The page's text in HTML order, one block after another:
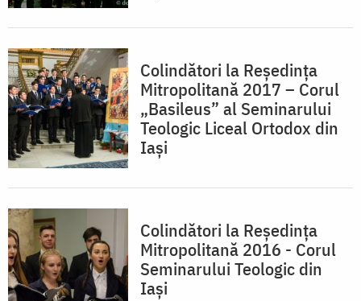
Colindători la Reședința
Mitropolitană 2017 – Corul
„Basileus” al Seminarului
Teologic Liceal Ortodox din
Iași
Colindători la Reședința
Mitropolitană 2016 - Corul
Seminarului Teologic din
Iași